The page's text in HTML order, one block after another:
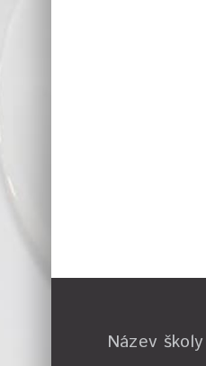
Název školy